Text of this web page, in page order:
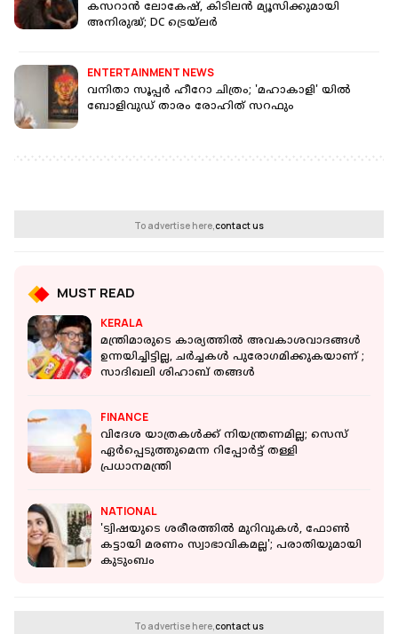
കസറാൻ ലോകേഷ്, കിടിലൻ മ്യൂസിക്കുമായി
അനിരുദ്ധ്; DC ട്രെയ്‌ലർ
ENTERTAINMENT NEWS
വനിതാ സൂപ്പര്‍ ഹീറോ ചിത്രം; 'മഹാകാളി' യില്‍
ബോളിവുഡ് താരം രോഹിത് സറഫും
To advertise here,contact us
MUST READ
KERALA
മന്ത്രിമാരുടെ കാര്യത്തിൽ അവകാശവാദങ്ങൾ
ഉന്നയിച്ചിട്ടില്ല, ചർച്ചകൾ പുരോഗമിക്കുകയാണ് ;
സാദിഖലി ശിഹാബ് തങ്ങള്‍
FINANCE
വിദേശ യാത്രകള്‍ക്ക് നിയന്ത്രണമില്ല; സെസ്
ഏര്‍പ്പെടുത്തുമെന്ന റിപ്പോര്‍ട്ട് തള്ളി
പ്രധാനമന്ത്രി
NATIONAL
'ട്വിഷയുടെ ശരീരത്തില്‍ മുറിവുകള്‍, ഫോണ്‍
കട്ടായി മരണം സ്വാഭാവികമല്ല'; പരാതിയുമായി
കുടുംബം
To advertise here,contact us